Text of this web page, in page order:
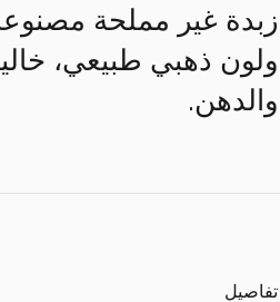
ولون ذهبي طبيعي،
والدهن.
تفاصيل